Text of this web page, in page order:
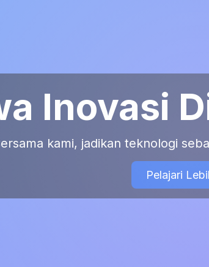
Inovasi
kami, jadikan teknologi
Pelajari